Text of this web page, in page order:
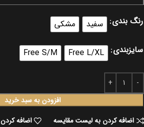
رنگ بندی سفید مشکی
سایزبندی Free L/XL
Free S/M
افزودن به سبد خرید
اضافه کردن به لیست مقایسه
اضافه